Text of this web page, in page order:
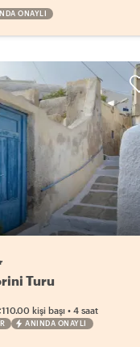
ONAYLI
Turu
kişi başı •4 saat
ANINDA ONAYLI